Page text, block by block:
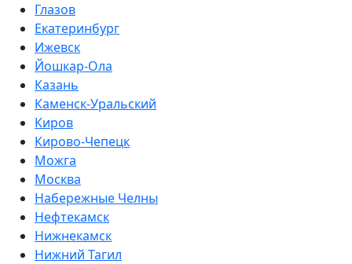
Глазов
Екатеринбург
Ижевск
Йошкар-Ола
Казань
Каменск-Уральский
Киров
Кирово-Чепецк
Можга
Москва
Набережные Челны
Нефтекамск
Нижнекамск
Нижний Тагил